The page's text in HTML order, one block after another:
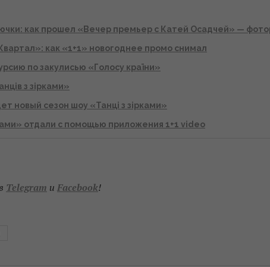
как прошел «Вечер премьер с Катей Осадчей» —
как «1+1» новогоднее промо снимал
по закулисью «Голосу країни»
з зірками»
новый сезон шоу «Танці з зірками»
отдали с помощью приложения 1+1 video
Telegram и Facebook!